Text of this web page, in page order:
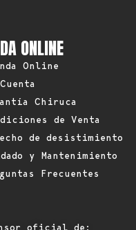
ONLINE
Online
Chiruca
de Venta
de desistimiento
y Mantenimiento
Frecuentes
oficial de: